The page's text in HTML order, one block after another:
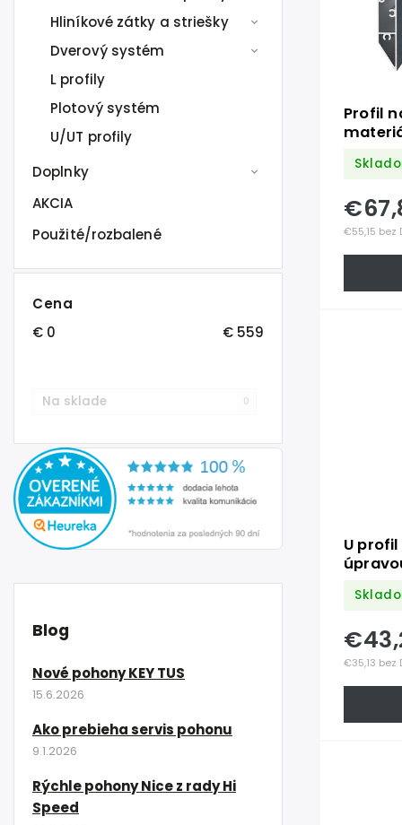
Hliníkové zátky a striešky
Dverový systém
L profily
Plotový systém
U/UT profily
Doplnky
AKCIA
Použité/rozbalené
Cena
€ 0 € 559
Na sklade 0
Blog
Nové pohony KEY TUS
15.6.2026
Ako prebieha servis pohonu
9.1.2026
Rýchle pohony Nice z rady Hi
Speed
Profil
€55,15 bez
U
€35,13 bez